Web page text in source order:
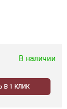
В наличии
В 1 КЛИК